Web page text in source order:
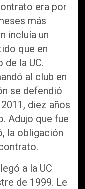
era por
más
incluía un
que en
de la UC.
al club en
se defendió
diez años
Adujo que fue
la obligación
a la UC
de 1999. Le